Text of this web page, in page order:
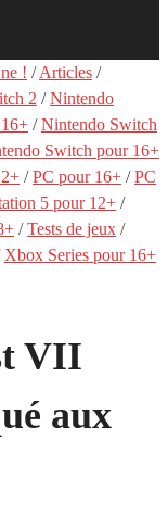
! /Articles /
2 /Nintendo
/Nintendo Switch
Switch pour 16+
/PC pour 16+ /PC
5 pour 12+ /
/Tests de jeux /
Xbox Series pour 16+
VII
aux